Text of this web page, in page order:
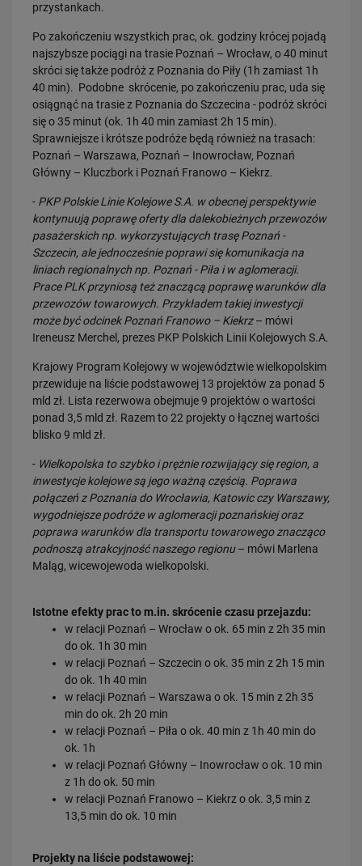
przystankach.
Po zakończeniu wszystkich prac, ok. godziny krócej pojadą
najszybsze pociągi na trasie Poznań – Wrocław, o 40 minut
skróci się także podróż z Poznania do Piły (1h zamiast 1h
40 min). Podobne skrócenie, po zakończeniu prac, uda się
osiągnąć na trasie z Poznania do Szczecina - podróż skróci
się o 35 minut (ok. 1h 40 min zamiast 2h 15 min).
Sprawniejsze i krótsze podróże będą również na trasach:
Poznań – Warszawa, Poznań – Inowrocław, Poznań
Główny – Kluczbork i Poznań Franowo – Kiekrz.
- PKP Polskie Linie Kolejowe S.A. w obecnej perspektywie
kontynuują poprawę oferty dla dalekobieżnych przewozów
pasażerskich np. wykorzystujących trasę Poznań -
Szczecin, ale jednocześnie poprawi się komunikacja na
liniach regionalnych np. Poznań - Piła i w aglomeracji.
Prace PLK przyniosą też znaczącą poprawę warunków dla
przewozów towarowych. Przykładem takiej inwestycji
może być odcinek Poznań Franowo – Kiekrz– mówi
Ireneusz Merchel, prezes PKP Polskich Linii Kolejowych S.A.
Krajowy Program Kolejowy w województwie wielkopolskim
przewiduje na liście podstawowej 13 projektów za ponad 5
mld zł. Lista rezerwowa obejmuje 9 projektów o wartości
ponad 3,5 mld zł. Razem to 22 projekty o łącznej wartości
blisko 9 mld zł.
- Wielkopolska to szybko i prężnie rozwijający się region, a
inwestycje kolejowe są jego ważną częścią. Poprawa
połączeń z Poznania do Wrocławia, Katowic czy Warszawy,
wygodniejsze podróże w aglomeracji poznańskiej oraz
poprawa warunków dla transportu towarowego znacząco
podnoszą atrakcyjność naszego regionu– mówi Marlena
Maląg, wicewojewoda wielkopolski.
Istotne efekty prac to m.in. skrócenie czasu przejazdu:
w relacji Poznań – Wrocław o ok. 65 min z 2h 35 min
do ok. 1h 30 min
w relacji Poznań – Szczecin o ok. 35 min z 2h 15 min
do ok. 1h 40 min
w relacji Poznań – Warszawa o ok. 15 min z 2h 35
min do ok. 2h 20 min
w relacji Poznań – Piła o ok. 40 min z 1h 40 min do
ok. 1h
w relacji Poznań Główny – Inowrocław o ok. 10 min
z 1h do ok. 50 min
w relacji Poznań Franowo – Kiekrz o ok. 3,5 min z
13,5 min do ok. 10 min
Projekty na liście podstawowej:
31.07.2026
Dobre zmiany dla mieszkańców Katowic. Gotowy jest ważny wiadukt
drogowy
PRZECZYTAJ
30.07.2026
Nowy wiadukt w Żorach otwarty. Bezpieczniejsze przejazdy,
PRZECZYTAJ
28.07.2026
Bydgoszcz Fordon po zmianach. Nowe perony, większa
przepustowość i kolejny…
Nowe perony, windy i szybsze pociągi. Polskie Linie Kolejowe S.A.
pokazują…